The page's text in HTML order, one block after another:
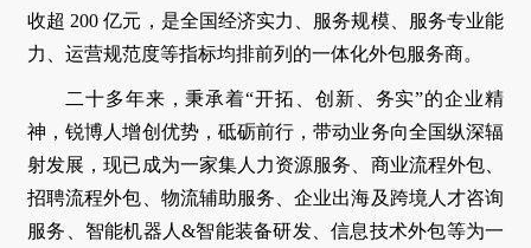
收超 200 亿元，是全国经济实力、服务规模、服务专业能
力、运营规范度等指标均排前列的一体化外包服务商。
二十多年来，秉承着“开拓、创新、务实”的企业精
神，锐博人增创优势，砥砺前行，带动业务向全国纵深辐
射发展，现已成为一家集人力资源服务、商业流程外包、
招聘流程外包、物流辅助服务、企业出海及跨境人才咨询
服务、智能机器人&智能装备研发、信息技术外包等为一